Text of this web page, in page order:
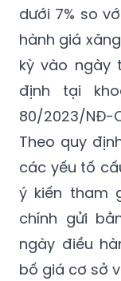
dưới 7% so
hành giá
kỳ vào ngày
định tại
80/2023/NĐ-
Theo quy
các yếu tố
ý kiến tham
chính gửi
ngày điều
bố giá cơ sở